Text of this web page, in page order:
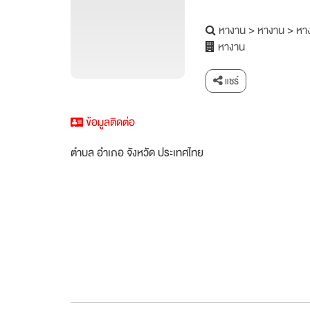
หางาน>หางาน>ห
หางาน
แชร์
ข้อมูลติดต่อ
ตำบล อำเภอ จังหวัด ประเทศไทย